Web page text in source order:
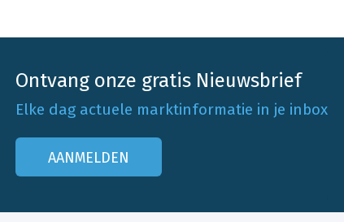
Ontvang onze gratis Nieuwsbrief
Elke dag actuele marktinformatie in je inbox
AANMELDEN